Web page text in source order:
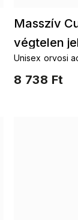
Masszív
végtelen
8 738 Ft
Unisex orvosi